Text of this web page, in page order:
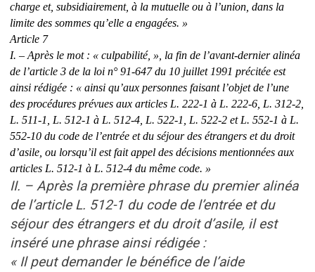
charge et, subsidiairement, à la mutuelle ou à l’union, dans la
limite des sommes qu’elle a engagées. »
Article 7
I. – Après le mot : « culpabilité, », la fin de l’avant-dernier alinéa
de l’article 3 de la loi n° 91-647 du 10 juillet 1991 précitée est
ainsi rédigée : « ainsi qu’aux personnes faisant l’objet de l’une
des procédures prévues aux articles L. 222-1 à L. 222-6, L. 312-2,
L. 511-1, L. 512-1 à L. 512-4, L. 522-1, L. 522-2 et L. 552-1 à L.
552-10 du code de l’entrée et du séjour des étrangers et du droit
d’asile, ou lorsqu’il est fait appel des décisions mentionnées aux
articles L. 512-1 à L. 512-4 du même code. »
II. – Après la première phrase du premier alinéa
de l’article L. 512-1 du code de l’entrée et du
séjour des étrangers et du droit d’asile, il est
inséré une phrase ainsi rédigée :
« Il peut demander le bénéfice de l’aide